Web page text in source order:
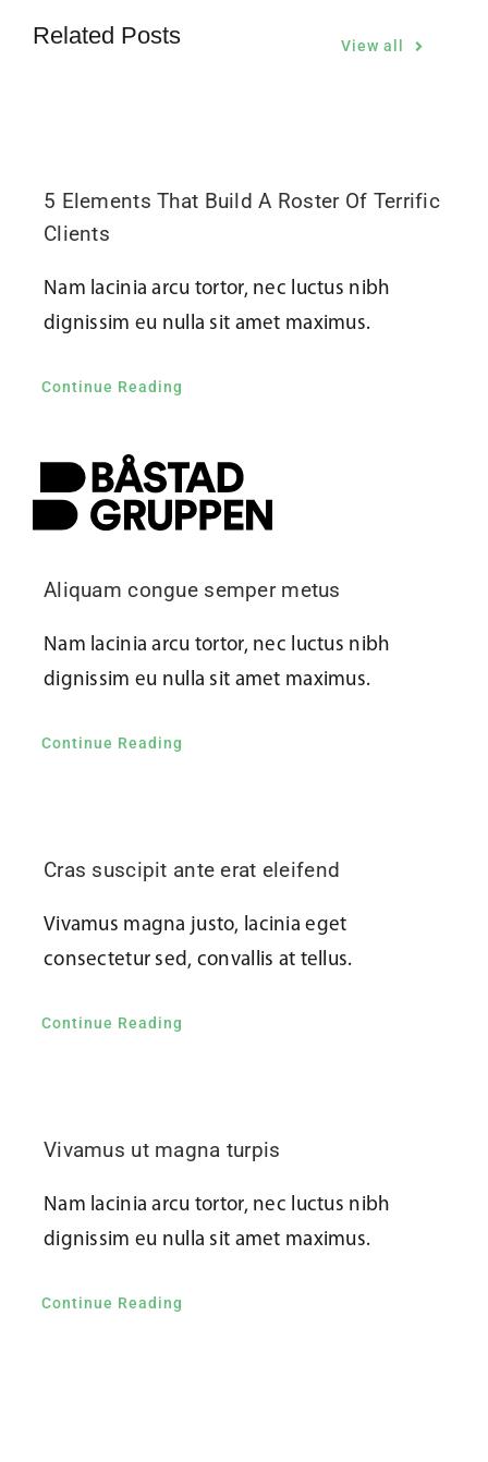
Related Posts View all
5 Elements That Build A Roster Of Terrific
Clients
Nam lacinia arcu tortor, nec luctus nibh
dignissim eu nulla sit amet maximus.
Continue Reading
Aliquam congue semper metus
Nam lacinia arcu tortor, nec luctus nibh
dignissim eu nulla sit amet maximus.
Continue Reading
Cras suscipit ante erat eleifend
Vivamus magna justo, lacinia eget
consectetur sed, convallis at tellus.
Continue Reading
Vivamus ut magna turpis
Nam lacinia arcu tortor, nec luctus nibh
dignissim eu nulla sit amet maximus.
Continue Reading